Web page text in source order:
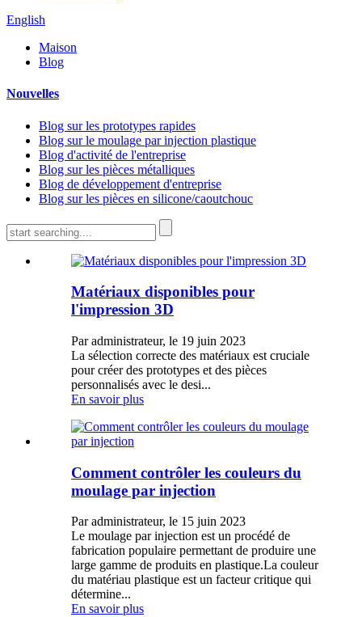
English
Maison
Blog
Nouvelles
Blog sur les prototypes rapides
Blog sur le moulage par injection plastique
Blog d'activité de l'entreprise
Blog sur les pièces métalliques
Blog de développement d'entreprise
Blog sur les pièces en silicone/caoutchouc
Matériaux disponibles pour
l'impression 3D
Par administrateur, le 19 juin 2023
La sélection correcte des matériaux est cruciale
pour créer des prototypes et des pièces
personnalisés avec le desi...
En savoir plus
Comment contrôler les couleurs du
moulage par injection
Par administrateur, le 15 juin 2023
Le moulage par injection est un procédé de
fabrication populaire permettant de produire une
large gamme de produits en plastique.La couleur
du matériau plastique est un facteur critique qui
détermine...
En savoir plus